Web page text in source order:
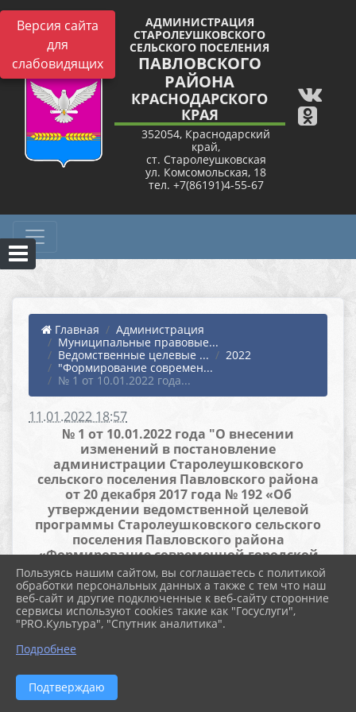
Версия сайта
для
слабовидящих
АДМИНИСТРАЦИЯ
СТАРОЛЕУШКОВСКОГО
СЕЛЬСКОГО ПОСЕЛЕНИЯ
ПАВЛОВСКОГО
РАЙОНА
КРАСНОДАРСКОГО
КРАЯ
352054, Краснодарский
край,
ст. Старолеушковская
ул. Комсомольская, 18
тел. +7(86191)4-55-67
Главная
Администрация
Муниципальные правовые...
Ведомственные целевые ...
2022
"Формирование современ...
№ 1 от 10.01.2022 года...
11.01.2022 18:57
№ 1 от 10.01.2022 года "О внесении
изменений в постановление
администрации Старолеушковского
сельского поселения Павловского района
от 20 декабря 2017 года № 192 «Об
утверждении ведомственной целевой
программы Старолеушковского сельского
поселения Павловского района
«Формирование современной городской
среды на 2018-2024 годы»"
Файлы
гг.измен.10.01.2022 измен.doc (1.2 MiB)
Пользуясь нашим сайтом, вы соглашаетесь с политикой
обработки персональных данных а также с тем что наш
веб-сайт и другие подключенные к веб-сайту сторонние
сервисы используют cookies такие как "Госуслуги",
"PRO.Культура", "Спутник аналитика".
Подробнее
Подтверждаю